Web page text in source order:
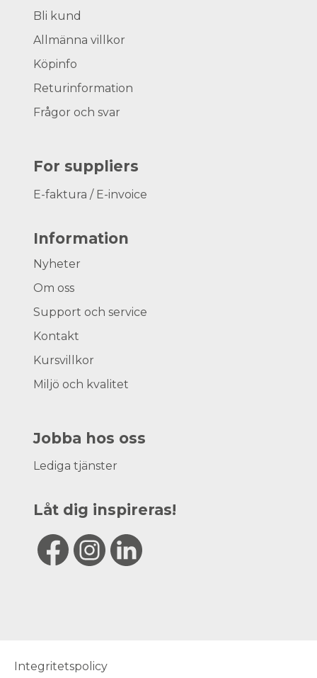
Bli kund
Allmänna villkor
Köpinfo
Returinformation
Frågor och svar
For suppliers
E-faktura / E-invoice
Information
Nyheter
Om oss
Support och service
Kontakt
Kursvillkor
Miljö och kvalitet
Jobba hos oss
Lediga tjänster
Låt dig inspireras!
Integritetspolicy